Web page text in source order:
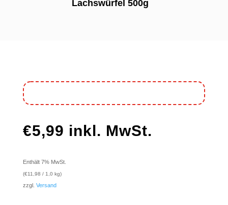
Lachswürfel 500g
€5,99 inkl. MwSt.
Enthält 7% MwSt.
(€11,98 / 1,0 kg)
zzgl. Versand